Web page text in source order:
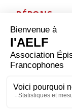
RÉPONS
V/Les
à la vue du
ORAISON
Seigneur, tu
que, déjà